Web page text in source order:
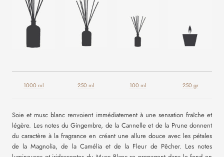
1000 ml 250 ml 100 ml 250 gr
Soie et musc blanc renvoient immédiatement à une sensation fraîche et
légère. Les notes du Gingembre, de la Cannelle et de la Prune donnent
du caractère à la fragrance en créant une allure douce avec les pétales
de la Magnolia, de la Camélia et de la Fleur de Pêcher. Les notes